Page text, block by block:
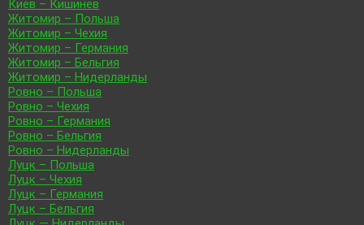
Киев – Кишинёв
Житомир – Польша
Житомир – Чехия
Житомир – Германия
Житомир – Бельгия
Житомир – Нидерланды
Ровно – Польша
Ровно – Чехия
Ровно – Германия
Ровно – Бельгия
Ровно – Нидерланды
Луцк – Польша
Луцк – Чехия
Луцк – Германия
Луцк – Бельгия